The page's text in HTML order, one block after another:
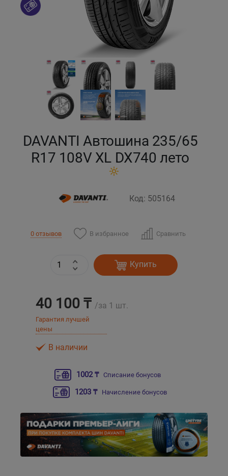
DAVANTI Автошина 235/65
R17 108V XL DX740 лето
Код: 505164
0 отзывов В избранное Сравнить
Купить
40 100 ₸ /за 1 шт.
Гарантия лучшей
цены
В наличии
1002 ₸ Списание бонусов
1203 ₸ Начисление бонусов
Кокшетау
Кызылорда
Павлодар
Петропавловск
Семей
Шымкент
Экибастуз